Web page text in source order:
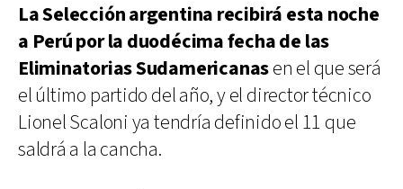
La Selección argentina recibirá esta noche
a Perú por la duodécima fecha de las
Eliminatorias Sudamericanasen el que será
el último partido del año, y el director técnico
Lionel Scaloni ya tendría definido el 11 que
saldrá a la cancha.